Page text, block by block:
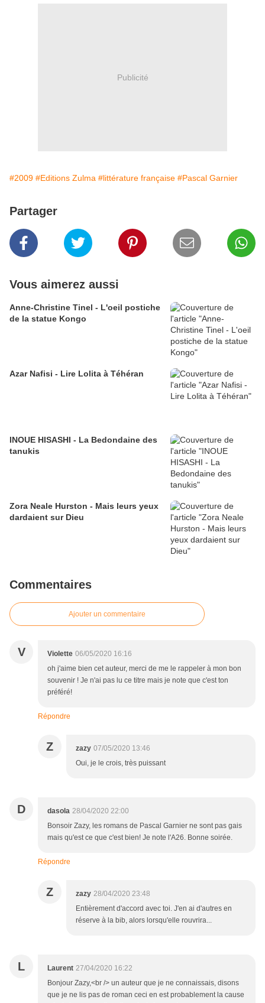
Publicité
#2009 #Editions Zulma #littérature française #Pascal Garnier
Partager
Vous aimerez aussi
Anne-Christine Tinel - L'oeil postiche
de la statue Kongo
Azar Nafisi - Lire Lolita à Téhéran
INOUE HISASHI - La Bedondaine des
tanukis
Zora Neale Hurston - Mais leurs yeux
dardaient sur Dieu
Commentaires
Ajouter un commentaire
V Violette 06/05/2020 16:16
oh j'aime bien cet auteur, merci de me le rappeler à mon bon
souvenir ! Je n'ai pas lu ce titre mais je note que c'est ton
préféré!
Répondre
Z zazy 07/05/2020 13:46
Oui, je le crois, très puissant
D dasola 28/04/2020 22:00
Bonsoir Zazy, les romans de Pascal Garnier ne sont pas gais
mais qu'est ce que c'est bien! Je note l'A26. Bonne soirée.
Répondre
Z zazy 28/04/2020 23:48
Entièrement d'accord avec toi. J'en ai d'autres en
réserve à la bib, alors lorsqu'elle rouvrira...
L Laurent 27/04/2020 16:22
Bonjour Zazy,<br /> un auteur que je ne connaissais, disons
que je ne lis pas de roman ceci en est probablement la cause